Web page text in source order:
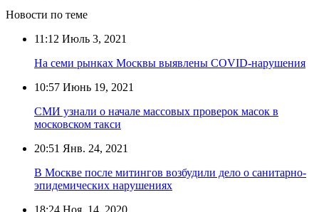
Новости по теме
11:12 Июль 3, 2021
На семи рынках Москвы выявлены COVID-нарушения
10:57 Июнь 19, 2021
СМИ узнали о начале массовых проверок масок в
московском такси
20:51 Янв. 24, 2021
В Москве после митингов возбудили дело о санитарно-
эпидемических нарушениях
18:24 Ноя. 14, 2020